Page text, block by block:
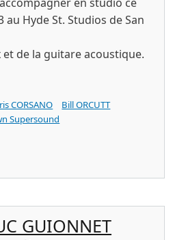
Hyde St. Studios de San
et de la guitare acoustique.
CORSANO
Bill ORCUTT
Supersound
GUIONNET